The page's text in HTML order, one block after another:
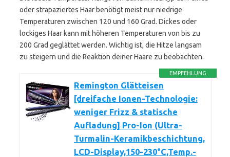
oder strapaziertes Haar benötigt meist nur niedrige
Temperaturen zwischen 120 und 160 Grad. Dickes oder
lockiges Haar kann mit höheren Temperaturen von bis zu
200 Grad geglättet werden. Wichtig ist, die Hitze langsam
zu steigern und die Reaktion deiner Haare zu beobachten.
EMPFEHLUNG
Remington Glätteisen
[dreifache Ionen-Technologie:
weniger Frizz & statische
Aufladung] Pro-Ion (Ultra-
Turmalin-Keramikbeschichtung,
LCD-Display,150-230°C,Temp.-